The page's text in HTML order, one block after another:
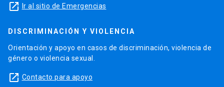
launch Ir al sitio de Emergencias
DISCRIMINACIÓN Y VIOLENCIA
Orientación y apoyo en casos de discriminación, violencia de
género o violencia sexual.
launch Contacto para apoyo